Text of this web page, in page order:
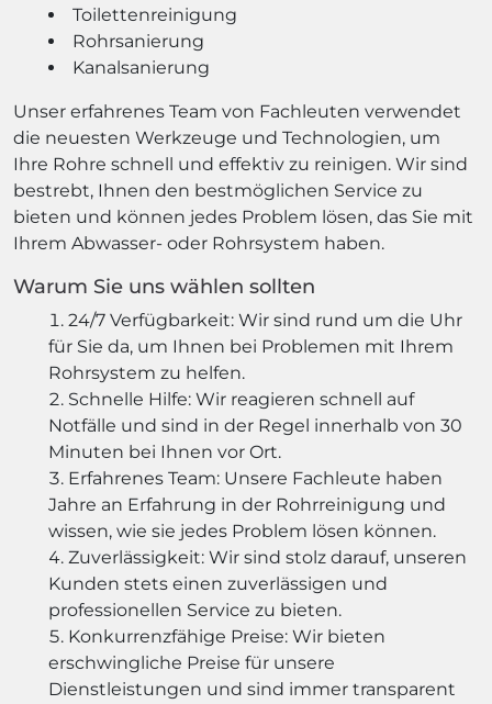
Toilettenreinigung
Rohrsanierung
Kanalsanierung
Unser erfahrenes Team von Fachleuten verwendet
die neuesten Werkzeuge und Technologien, um
Ihre Rohre schnell und effektiv zu reinigen. Wir sind
bestrebt, Ihnen den bestmöglichen Service zu
bieten und können jedes Problem lösen, das Sie mit
Ihrem Abwasser- oder Rohrsystem haben.
Warum Sie uns wählen sollten
24/7 Verfügbarkeit: Wir sind rund um die Uhr
für Sie da, um Ihnen bei Problemen mit Ihrem
Rohrsystem zu helfen.
Schnelle Hilfe: Wir reagieren schnell auf
Notfälle und sind in der Regel innerhalb von 30
Minuten bei Ihnen vor Ort.
Erfahrenes Team: Unsere Fachleute haben
Jahre an Erfahrung in der Rohrreinigung und
wissen, wie sie jedes Problem lösen können.
Zuverlässigkeit: Wir sind stolz darauf, unseren
Kunden stets einen zuverlässigen und
professionellen Service zu bieten.
Konkurrenzfähige Preise: Wir bieten
erschwingliche Preise für unsere
Dienstleistungen und sind immer transparent